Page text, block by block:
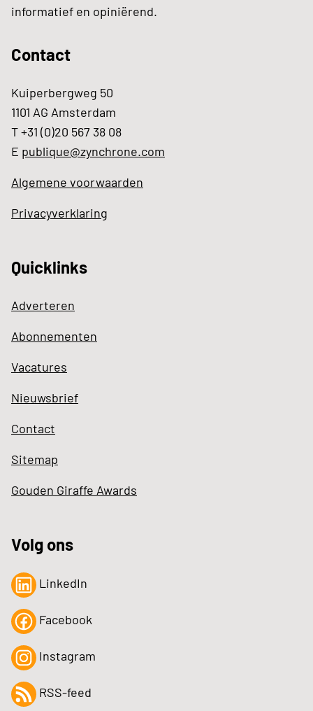
informatief en opiniërend.
Contact
Kuiperbergweg 50
1101 AG Amsterdam
T +31 (0)20 567 38 08
E publique@zynchrone.com
Algemene voorwaarden
Privacyverklaring
Quicklinks
Adverteren
Abonnementen
Vacatures
Nieuwsbrief
Contact
Sitemap
Gouden Giraffe Awards
Volg ons
LinkedIn
Facebook
Instagram
RSS-feed